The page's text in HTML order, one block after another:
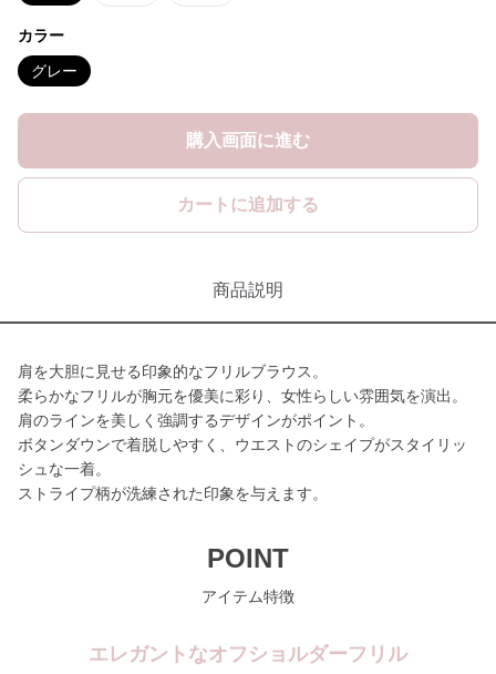
カラー
グレー
購入画面に進む
カートに追加する
商品説明
肩を大胆に見せる印象的なフリルブラウス。
柔らかなフリルが胸元を優美に彩り、女性らしい雰囲気を演出。
肩のラインを美しく強調するデザインがポイント。
ボタンダウンで着脱しやすく、ウエストのシェイプがスタイリッ
シュな一着。
ストライプ柄が洗練された印象を与えます。
POINT
アイテム特徴
エレガントなオフショルダーフリル